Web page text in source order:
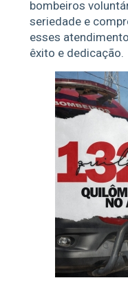
bombeiros
seriedade e
esses
êxito e dedicação.